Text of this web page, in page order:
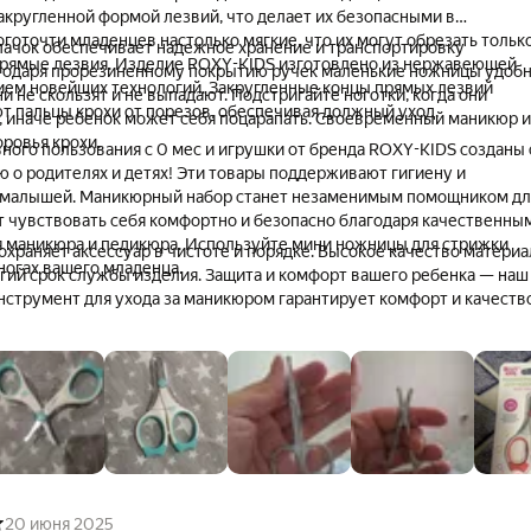
формой лезвий, что делает их безопасными в
младенцев настолько мягкие, что их могут обрезать
лезвия. Изделие ROXY-KIDS изготовлено из нержавеющей
новейших технологий. Закругленные концы прямых лезвий
пальцы крохи от порезов, обеспечивая должный уход.
обеспечивает надежное хранение и транспортировку
прорезиненному покрытию ручек маленькие ножницы
не скользят и не выпадают. Подстригайте ноготки, когда они
иначе ребенок может себя поцарапать. Своевременный маникюр и
крохи.
пользования с 0 мес и игрушки от бренда ROXY-KIDS созданы
о родителях и детях! Эти товары поддерживают гигиену и
малышей. Маникюрный набор станет незаменимым помощником
себя комфортно и безопасно благодаря
маникюра и педикюра. Используйте мини ножницы для стрижки
вашего младенца.
аксессуар в чистоте и порядке. Высокое качество
срок службы изделия. Защита и комфорт вашего ребенка — наш
для ухода за маникюром гарантирует комфорт и
20 июня 2025